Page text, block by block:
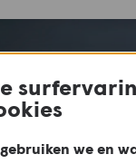
we en